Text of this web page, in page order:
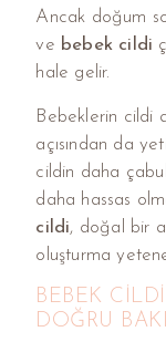
Ancak doğum
ve bebek cildi
hale gelir.
Bebeklerin cildi
açısından da
cildin daha
daha hassas
cildi, doğal bir
oluşturma
BEBEK
DOĞRU